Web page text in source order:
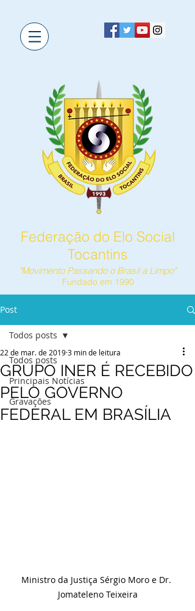
Federação do Elo Social
Tocantins
"Movimento Passando o Brasil a Limpo"
Fundado em 1990
Post
Todos posts
Principais Notícias
Gravações
Todos posts
GRUPO INER É RECEBIDO
PELO GOVERNO
FEDERAL EM BRASÍLIA
22 de mar. de 20193 min de leitura
Ministro da Justiça Sérgio Moro e Dr.
Jomateleno Teixeira